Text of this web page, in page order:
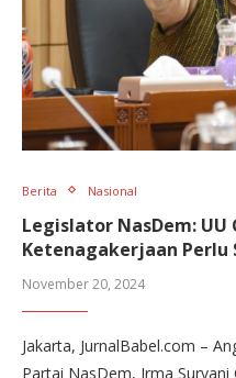
Berita Nasional
Legislator NasDem:
Ketenagakerjaan Perlu
November 20, 2024
Jakarta, JurnalBabel.com –
Partai NasDem, Irma